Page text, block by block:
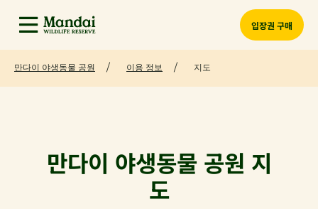
입장권 구매
만다이 야생동물 공원 이용 정보 지도
만다이 야생동물 공원 지
도